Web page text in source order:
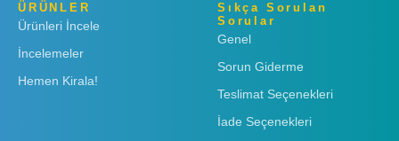
ÜRÜNLER
Ürünleri İncele
İncelemeler
Hemen Kirala!
Sıkça Sorulan
Sorular
Genel
Sorun Giderme
Teslimat Seçenekleri
İade Seçenekleri